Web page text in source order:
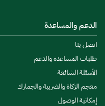
الدعم والمساعدة
اتصل بنا
طلبات المساعدة والدعم
الأسئلة الشائعة
معجم الزكاة والضريبة والجمارك
إمكانية الوصول